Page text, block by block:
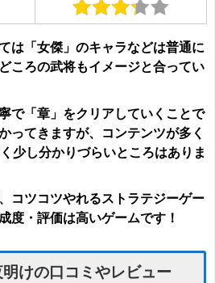
は「女傑」のキャラなどは普通に
ころの武将もイメージと合ってい
で「章」をクリアしていくことで
ってきますが、コンテンツが多く
少し分かりづらいところはありま
コツコツやれるストラテジーゲー
度・評価は高いゲームです！
けの口コミやレビュー